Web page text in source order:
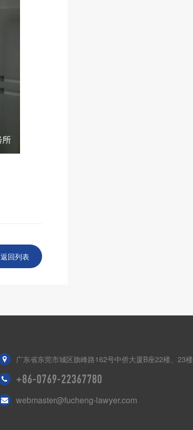
返回列表
广东省东莞市城区旗峰路162号中侨大厦B座22楼、23楼
+86-0769-22367780
webmaster@fucheng-lawyer.com